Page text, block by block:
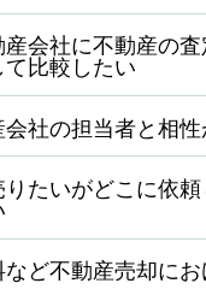
会社に不動産の
比較したい
社の担当者と相
たいがどこに依
ど不動産売却に